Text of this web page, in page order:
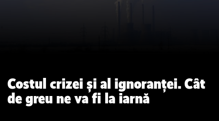
Costul crizei și al ignoranței. Cât
de greu ne va fi la iarnă